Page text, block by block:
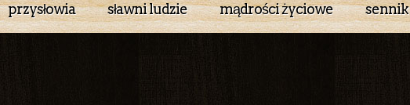
przysłowia sławni ludzie mądrości życiowe sennik